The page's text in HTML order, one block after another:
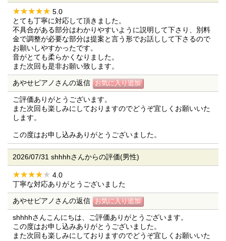
5.0
とても丁寧に対応して頂きました。
不具合がある部分はわかりやすいように説明して下さり、別料
金で調整が必要な部分は提案と言う形でお話しして下さるので
お願いしやすかったです。
音がとても柔らかくなりました。
また次回も是非お願い致します。
あやせピアノさんの返信
ご評価ありがとうございます。
また次回も楽しみにしておりますのでどうぞ宜しくお願いいた
します。
この度はお申し込みありがとうございました。
2026/07/31 shhhhさんからの評価(男性)
4.0
丁寧な対応ありがとうございました
あやせピアノさんの返信
shhhhさんこんにちは、ご評価ありがとうございます。
この度はお申し込みありがとうございました。
また次回も楽しみにしておりますのでどうぞ宜しくお願いいた